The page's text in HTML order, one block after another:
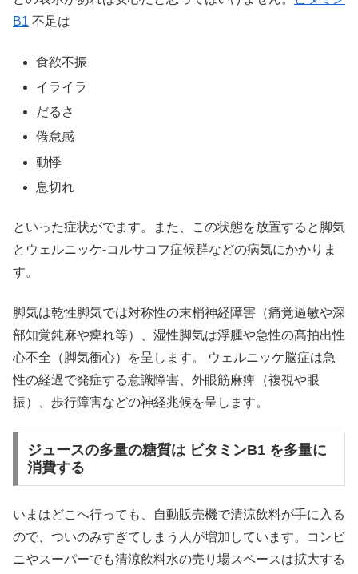
B1 不足は
食欲不振
イライラ
だるさ
倦怠感
動悸
息切れ
といった症状がでます。また、この状態を放置すると脚気
とウェルニッケ-コルサコフ症候群などの病気にかかりま
す。
脚気は乾性脚気では対称性の末梢神経障害（痛覚過敏や深
部知覚鈍麻や痺れ等）、湿性脚気は浮腫や急性の髙拍出性
心不全（脚気衝心）を呈します。 ウェルニッケ脳症は急
性の経過で発症する意識障害、外眼筋麻痺（複視や眼
振）、歩行障害などの神経兆候を呈します。
ジュースの多量の糖質は ビタミンB1 を多量に
消費する
いまはどこへ行っても、自動販売機で清涼飲料が手に入る
ので、ついのみすぎてしまう人が増加しています。コンビ
ニやスーパーでも清涼飲料水の売り場スペースは拡大する